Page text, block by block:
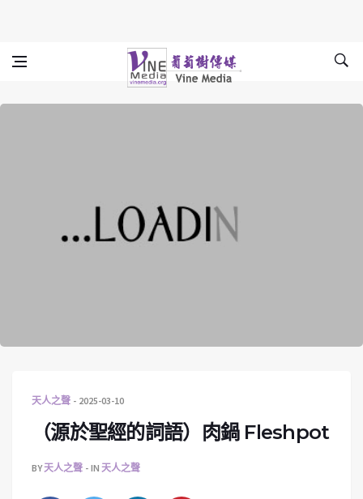
Vine Media
葡萄樹傳媒
天人之聲 2025-03-10
（源於聖經的詞語）肉鍋 Fleshpot
BY天人之聲 IN 天人之聲